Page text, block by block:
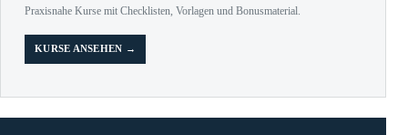
Praxisnahe Kurse mit Checklisten, Vorlagen und Bonusmaterial.
KURSE ANSEHEN →